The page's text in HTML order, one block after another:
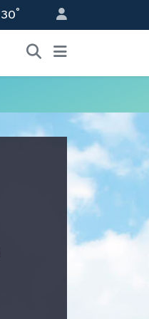
30°